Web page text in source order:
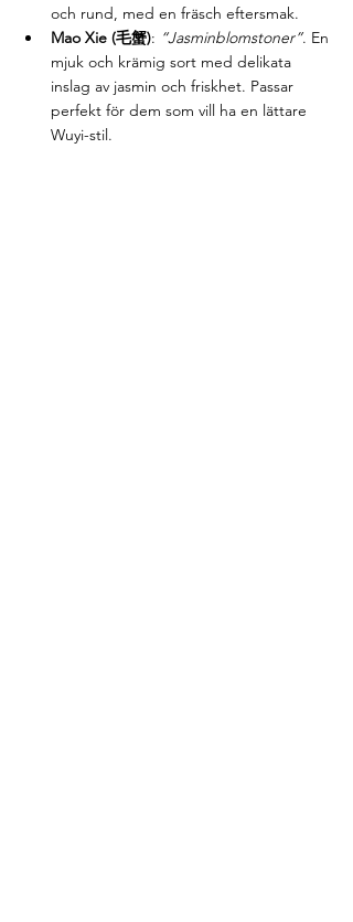
och rund, med en fräsch eftersmak.
Mao Xie (毛蟹): “Jasminblomstoner”. En
mjuk och krämig sort med delikata
inslag av jasmin och friskhet. Passar
perfekt för dem som vill ha en lättare
Wuyi-stil.